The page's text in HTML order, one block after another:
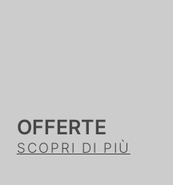
OFFERTE
SCOPRI DI PIÙ